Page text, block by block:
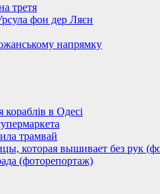
третя
фон дер Ляєн
напрямку
в Одесі
трамвай
которая вышивает без рук
(фоторепортаж)